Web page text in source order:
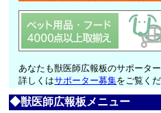
あなたも獣医師広報板のサポーター
詳しくはサポーター募集をご覧くだ
◆獣医師広報板メニュー